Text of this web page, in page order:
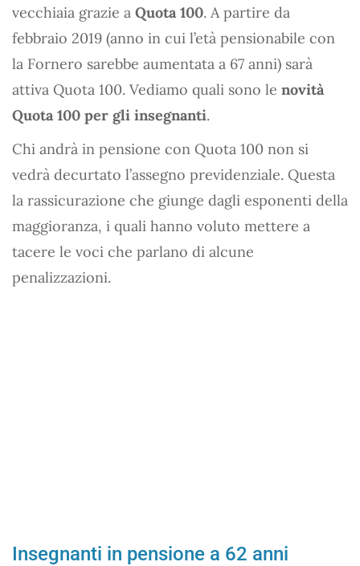
vecchiaia grazie a Quota 100. A partire da
febbraio 2019 (anno in cui l’età pensionabile con
la Fornero sarebbe aumentata a 67 anni) sarà
attiva Quota 100. Vediamo quali sono le novità
Quota 100 per gli insegnanti.
Chi andrà in pensione con Quota 100 non si
vedrà decurtato l’assegno previdenziale. Questa
la rassicurazione che giunge dagli esponenti della
maggioranza, i quali hanno voluto mettere a
tacere le voci che parlano di alcune
penalizzazioni.
Insegnanti in pensione a 62 anni